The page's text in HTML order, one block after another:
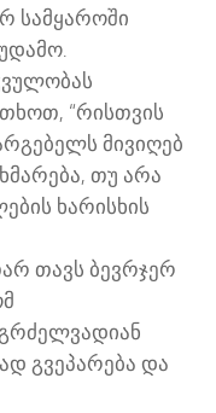
სამყაროში
“რისთვის
მივიღებ
თუ არა
ხარისხის
თავს ბევრჯერ
გვეპარება და